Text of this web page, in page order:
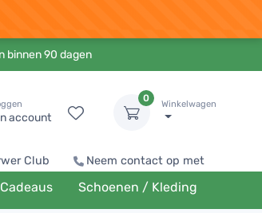
binnen 90 dagen
account
0
Winkelwagen
Club Neem contact op met
Cadeaus Schoenen / Kleding